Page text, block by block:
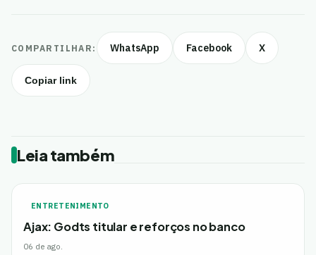
COMPARTILHAR: WhatsApp Facebook X
Copiar link
Leia também
ENTRETENIMENTO
Ajax: Godts titular e reforços no banco
06 de ago.